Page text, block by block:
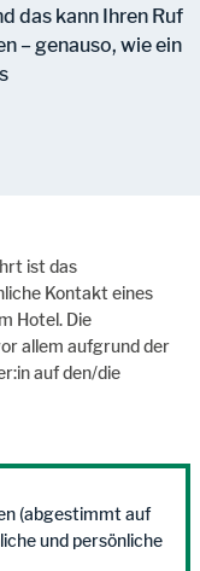
das kann Ihren Ruf
– genauso, wie ein
ist das
Kontakt eines
Hotel. Die
allem aufgrund der
auf den/die
(abgestimmt auf
und persönliche